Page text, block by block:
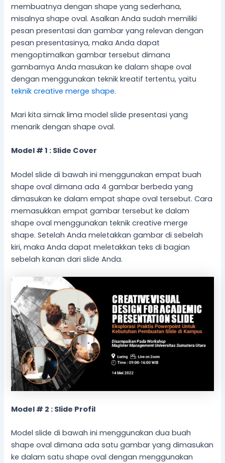
membuatnya dengan shape yang sederhana,
misalnya shape oval. Asalkan Anda sudah memiliki
pesan presentasi dan gambar yang relevan dengan
pesan presentasinya, maka Anda dapat
mengoptimalkan gambar tersebut dimana
gambarnya Anda masukan ke dalam shape oval
dengan menggunakan teknik kreatif tertentu, yaitu
teknik creative merge shape.
Mari kita simak lima model slide presentasi yang
menarik dengan shape oval.
Model # 1 : Slide Cover
Model slide di bawah ini menggunakan empat buah
shape oval dimana ada 4 gambar berbeda yang
dimasukan ke dalam empat shape oval tersebut. Cara
memasukkan empat gambar tersebut ke dalam
shape oval menggunakan teknik creative merge
shape. Setelah Anda meletakkan gambar di sebelah
kiri, maka Anda dapat meletakkan teks di bagian
sebelah kanan dari slide Anda.
Model # 2 : Slide Profil
Model slide di bawah ini menggunakan dua buah
shape oval dimana ada satu gambar yang dimasukan
ke dalam satu shape oval dengan menggunakan